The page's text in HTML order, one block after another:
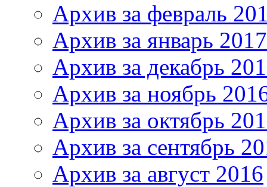
Архив за февраль
Архив за январь 2017
Архив за декабрь
Архив за ноябрь
Архив за октябрь
Архив за сентябрь
Архив за август 2016